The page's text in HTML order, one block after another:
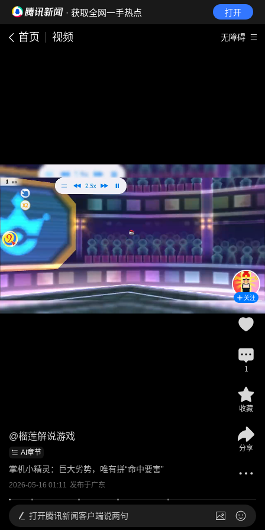
· 获取全网一手热点 打开
首页 视频 无障碍
@榴莲解说游戏
AI章节
掌机小精灵：巨大劣势，唯有拼“命中要害”
2026-05-16 01:11 发布于广东
关注
1
收藏
分享
打开腾讯新闻客户端说两句